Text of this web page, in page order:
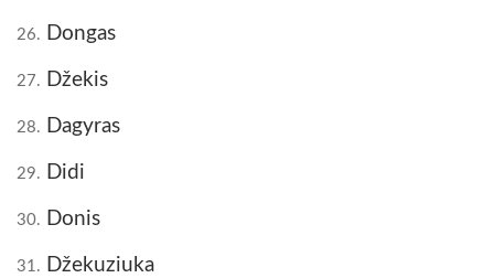
26. Dongas
27. Džekis
28. Dagyras
29. Didi
30. Donis
31. Džekuziuka